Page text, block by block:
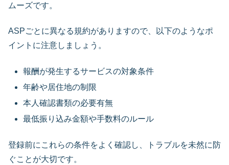
ムーズです。
ASPごとに異なる規約がありますので、以下のようなポ
イントに注意しましょう。
報酬が発生するサービスの対象条件
年齢や居住地の制限
本人確認書類の必要有無
最低振り込み金額や手数料のルール
登録前にこれらの条件をよく確認し、トラブルを未然に防
ぐことが大切です。